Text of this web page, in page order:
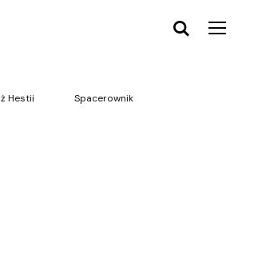
Hestii
Spacerownik